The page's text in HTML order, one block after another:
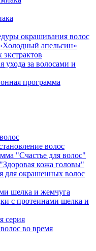
окрашивания волос
апельсин»
ухода за волосами и
программа
волос
"Счастье для волос"
кожа головы"
для окрашенных волос
шелка и жемчуга
с протеинами шелка и
серия
во время